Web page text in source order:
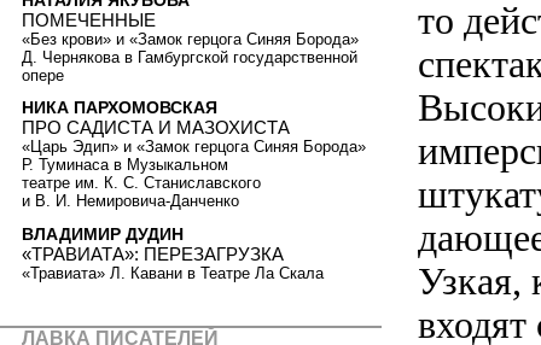
то
Узкая,
ПОМЕЧЕННЫЕ
«Без крови» и «Замок герцога Синяя Борода»
Д. Чернякова в Гамбургской государственной
опере
НИКА ПАРХОМОВСКАЯ
ПРО САДИСТА И МАЗОХИСТА
«Царь Эдип» и «Замок герцога Синяя Борода»
Р. Туминаса в Музыкальном
театре им. К. С. Станиславского
и В. И. Немировича-Данченко
ВЛАДИМИР ДУДИН
«ТРАВИАТА»: ПЕРЕЗАГРУЗКА
«Травиата» Л. Кавани в Театре Ла Скала
ЛАВКА ПИСАТЕЛЕЙ